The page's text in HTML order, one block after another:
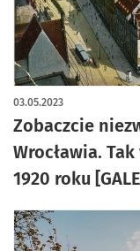
Zobaczcie
Wrocławia.
1920 roku
03.05.2023
artykuł z galerią